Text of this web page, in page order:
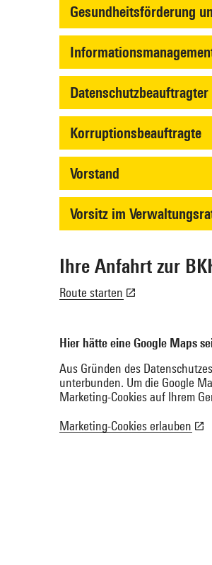
Gesundheitsförderung
Datenschutzbeauftragter
Korruptionsbeauftragte
Vorstand
Vorsitz im
Ihre Anfahrt zur
Route starten
Hier hätte eine Google Maps
Aus Gründen des
unterbunden. Um die Google
Marketing-Cookies auf Ihrem
Marketing-Cookies erlauben